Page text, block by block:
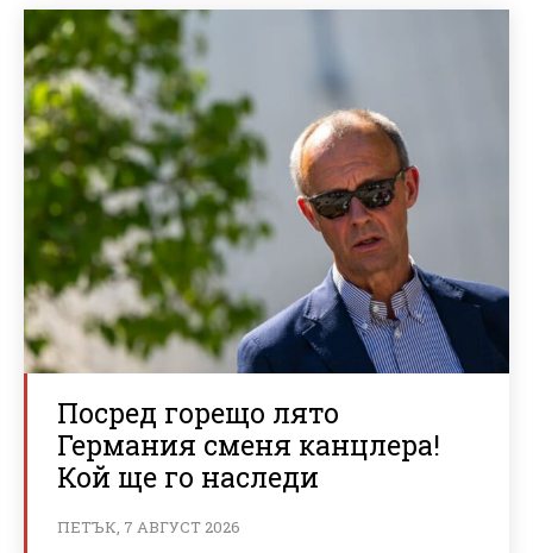
Посред горещо лято
Германия сменя канцлера!
Кой ще го наследи
ПЕТЪК, 7 АВГУСТ 2026